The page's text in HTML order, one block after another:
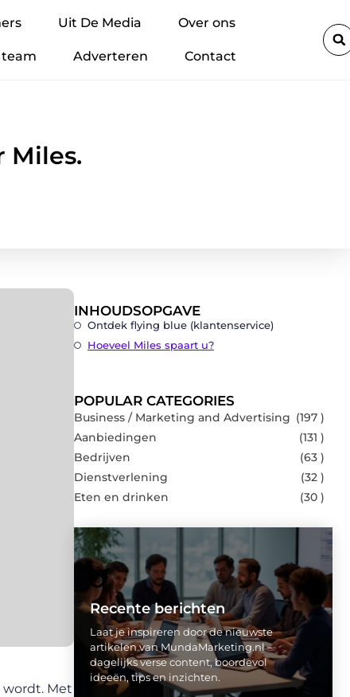
impact
Uit De Media Over ons
team Adverteren Contact
Miles.
wordt. Met
INHOUDSOPGAVE
Ontdek flying blue (klantenservice)
Hoeveel Miles spaart u?
POPULAR CATEGORIES
Business / Marketing and Advertising (197 )
Aanbiedingen
(131 )
Bedrijven
(63 )
Dienstverlening
(32 )
Eten en drinken
(30 )
Recente berichten
Laat je inspireren door de nieuwste
artikelen van MundaMarketing.nl –
dagelijks verse content, boordevol
ideeën, tips en inzichten.